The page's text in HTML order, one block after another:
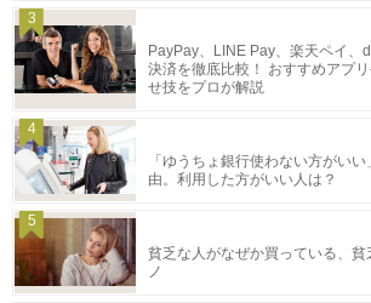
3
PayPay、LINE Pay、楽天ペイ
決済を徹底比較！ おすすめアプ
せ技をプロが解説
4
「ゆうちょ銀行使わない方がい
由。利用した方がいい人は？
5
貧乏な人がなぜか買っている、
ノ